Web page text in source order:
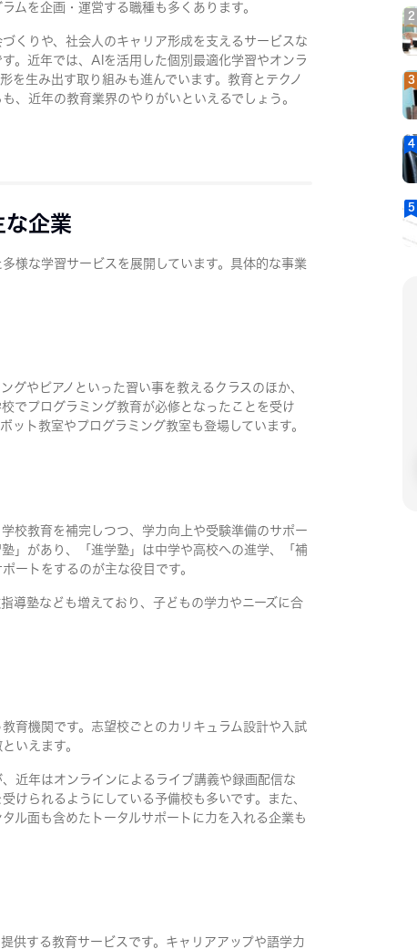
ムを企画・運営する職種も多くあります。
くりや、社会人のキャリア形成を支えるサービスな
。近年では、AIを活用した個別最適化学習やオンラ
を生み出す取り組みも進んでいます。教育とテクノ
、近年の教育業界のやりがいといえるでしょう。
な企業
様な学習サービスを展開しています。具体的な事業
グやピアノといった習い事を教えるクラスのほか、
でプログラミング教育が必修となったことを受け
ット教室やプログラミング教室も登場しています。
校教育を補完しつつ、学力向上や受験準備のサポー
」があり、「進学塾」は中学や高校への進学、「補
ートをするのが主な役目です。
導塾なども増えており、子どもの学力やニーズに合
育機関です。志望校ごとのカリキュラム設計や入試
いえます。
近年はオンラインによるライブ講義や録画配信な
けられるようにしている予備校も多いです。また、
ル面も含めたトータルサポートに力を入れる企業も
供する教育サービスです。キャリアアップや語学力